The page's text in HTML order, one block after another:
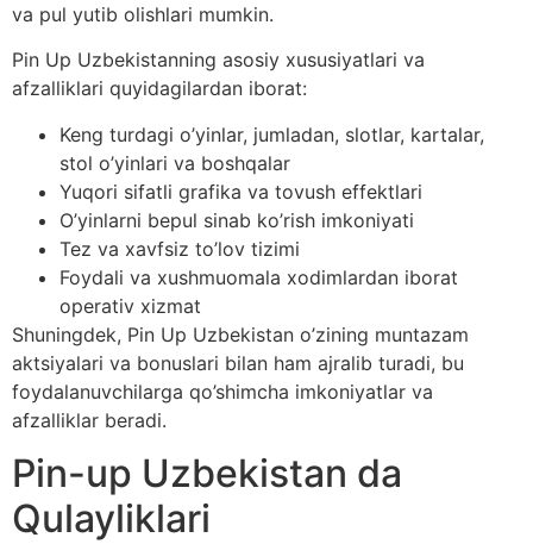
va pul yutib olishlari mumkin.
Pin Up Uzbekistanning asosiy xususiyatlari va
afzalliklari quyidagilardan iborat:
Keng turdagi o’yinlar, jumladan, slotlar, kartalar,
stol o’yinlari va boshqalar
Yuqori sifatli grafika va tovush effektlari
O’yinlarni bepul sinab ko’rish imkoniyati
Tez va xavfsiz to’lov tizimi
Foydali va xushmuomala xodimlardan iborat
operativ xizmat
Shuningdek, Pin Up Uzbekistan o’zining muntazam
aktsiyalari va bonuslari bilan ham ajralib turadi, bu
foydalanuvchilarga qo’shimcha imkoniyatlar va
afzalliklar beradi.
Pin-up Uzbekistan da
Qulayliklari